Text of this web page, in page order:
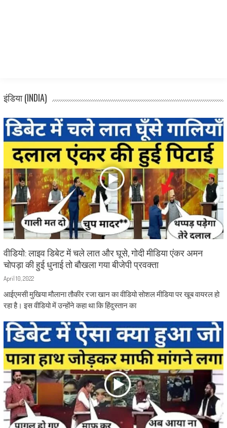
इंडिया (INDIA)
वीडियो: लाइव डिबेट में चले लात और घूसे, गोदी मीडिया एंकर अमन
चोपड़ा की हुई धुनाई तो बौखला गया बीजेपी प्रवक्ता
April 10, 2022
आईएमसी मुखिया मौलाना तौकीर रजा खान का वीडियो सोशल मीडिया पर खूब वायरल हो
रहा है। इस वीडियो में उन्होंने कहा था कि हिंदुस्तान का